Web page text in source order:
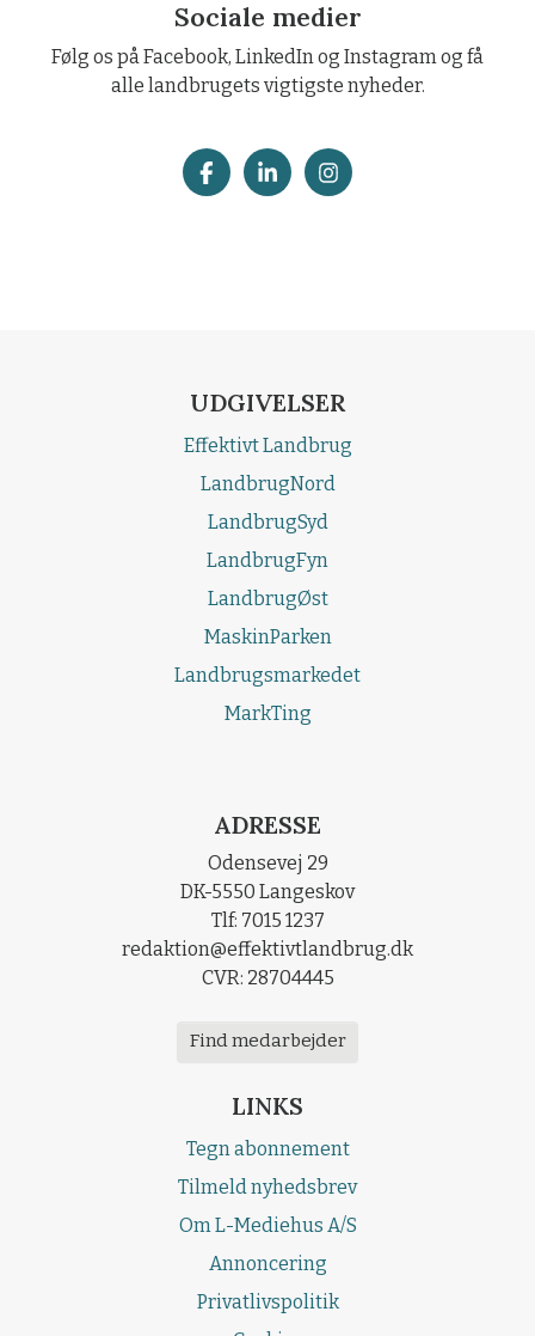
Sociale medier
Følg os på Facebook, LinkedIn og Instagram og få
alle landbrugets vigtigste nyheder.
UDGIVELSER
Effektivt Landbrug
LandbrugNord
LandbrugSyd
LandbrugFyn
LandbrugØst
MaskinParken
Landbrugsmarkedet
MarkTing
ADRESSE
Odensevej 29
DK-5550 Langeskov
Tlf: 7015 1237
redaktion@effektivtlandbrug.dk
CVR: 28704445
Find medarbejder
LINKS
Tegn abonnement
Tilmeld nyhedsbrev
Om L-Mediehus A/S
Annoncering
Privatlivspolitik